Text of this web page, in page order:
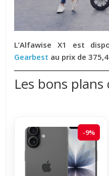
L’Alfawise X1 est
Gearbest au prix de
Les bons
-9%